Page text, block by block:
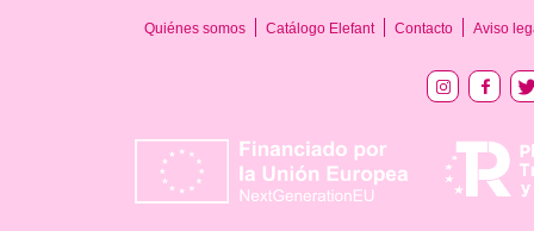
Quiénes somos Catálogo Elefant Contacto Aviso